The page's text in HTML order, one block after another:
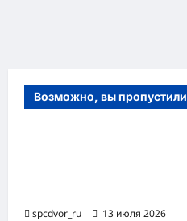
Возможно, вы пропустили
spcdvor_ru 13 июля 2026